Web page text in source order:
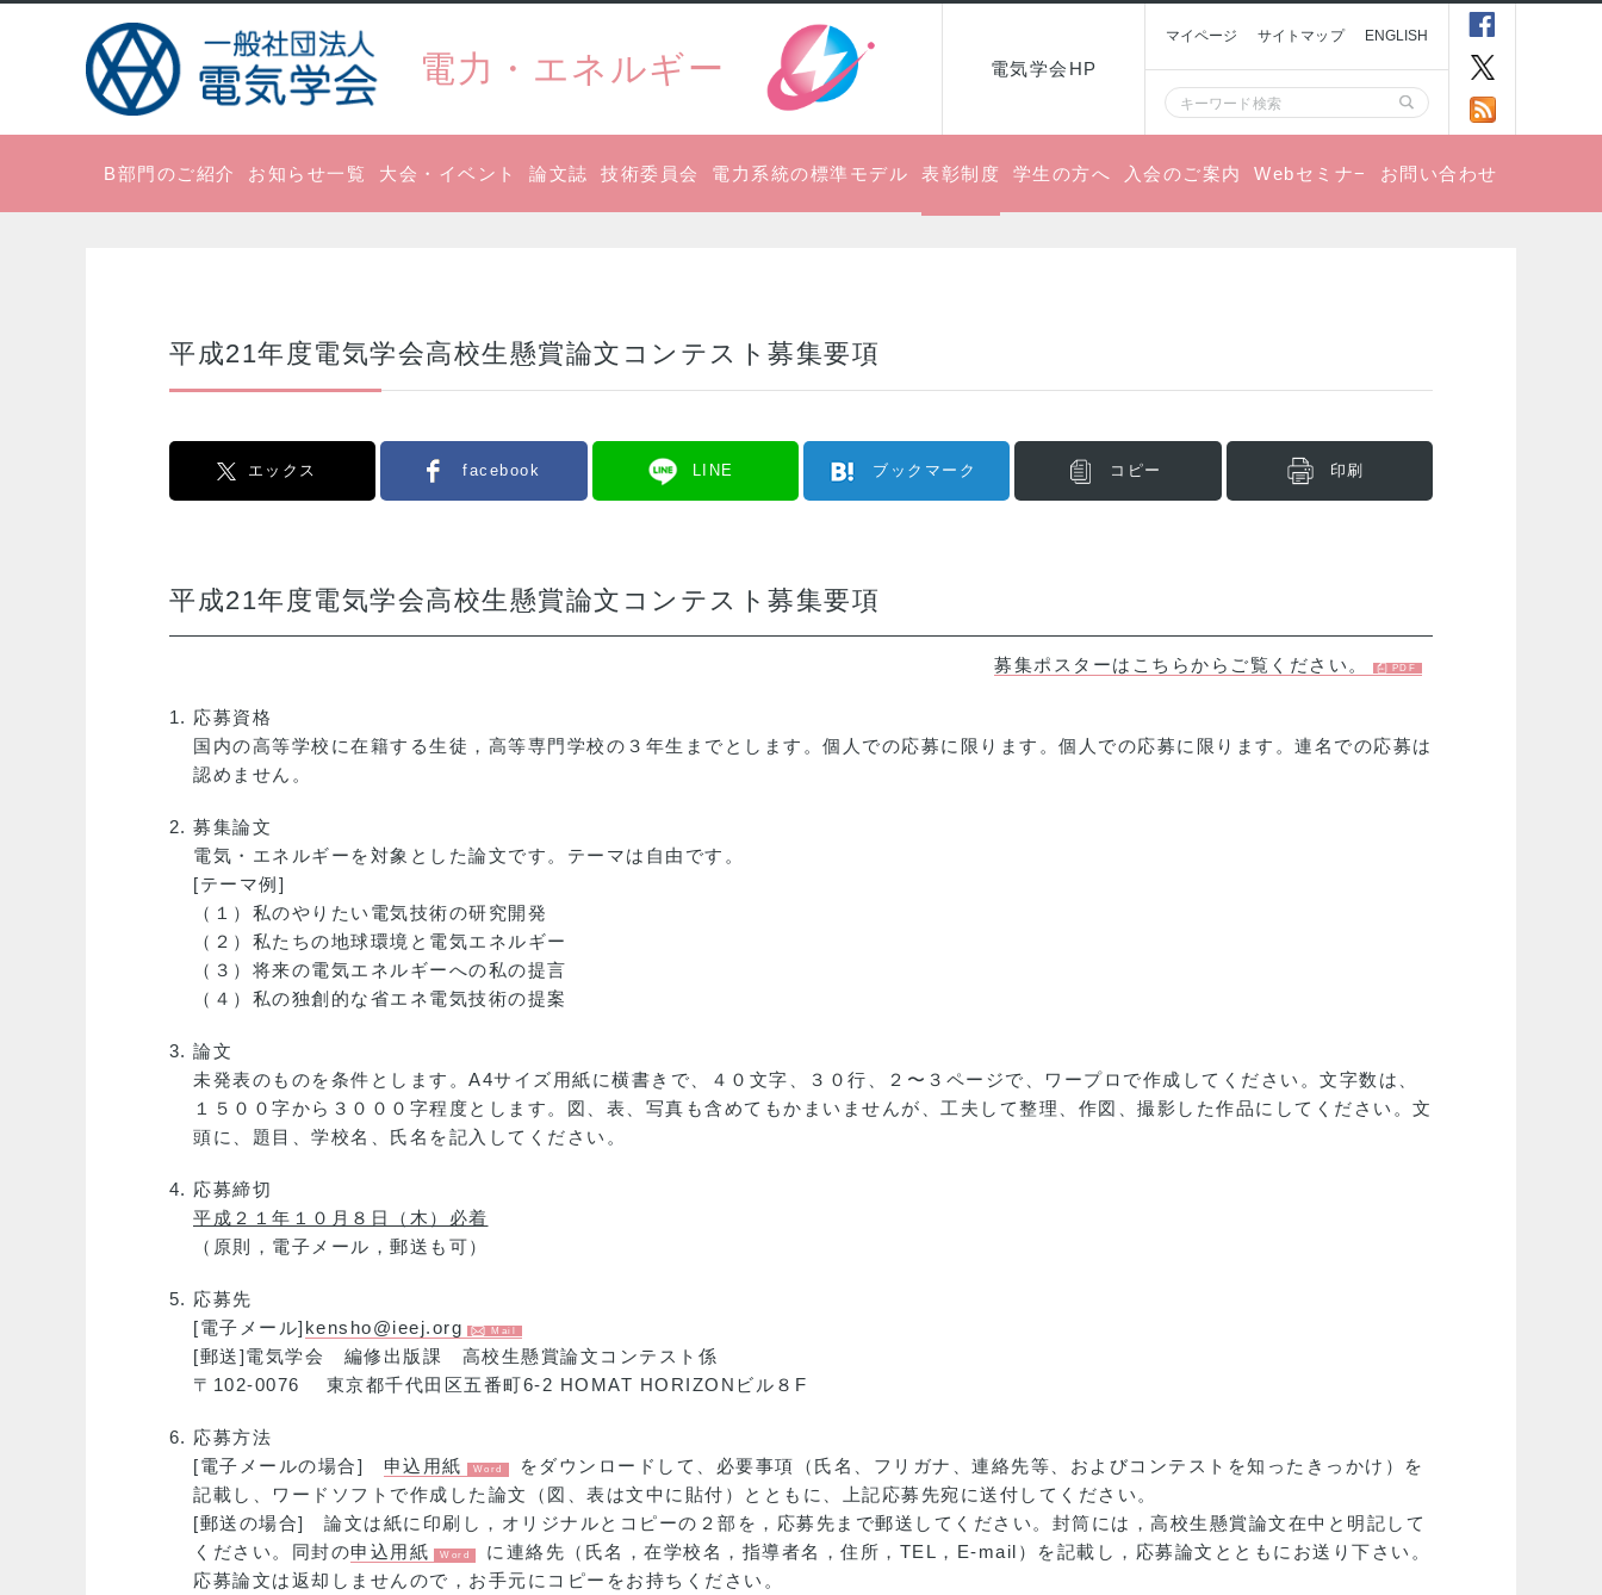
電力・エネルギー 電気学会HP
マイページ サイトマップ ENGLISH
B部門のご紹介 お知らせ一覧 大会・イベント 論文誌 技術委員会 電力系統の標準モデル 表彰制度 学生の方へ 入会のご案内 Webセミナ− お問い合わせ
平成21年度電気学会高校生懸賞論文コンテスト募集要項
エックス facebook LINE ブックマーク コピー 印刷
平成21年度電気学会高校生懸賞論文コンテスト募集要項
募集ポスターはこちらからご覧ください。
応募資格
国内の高等学校に在籍する生徒，高等専門学校の３年生までとします。個人での応募に限ります。個人での応募に限ります。連名での応募は
認めません。
募集論文
電気・エネルギーを対象とした論文です。テーマは自由です。
[テーマ例]
（１）私のやりたい電気技術の研究開発
（２）私たちの地球環境と電気エネルギー
（３）将来の電気エネルギーへの私の提言
（４）私の独創的な省エネ電気技術の提案
論文
未発表のものを条件とします。A4サイズ用紙に横書きで、４０文字、３０行、２〜３ページで、ワープロで作成してください。文字数は、
１５００字から３０００字程度とします。図、表、写真も含めてもかまいませんが、工夫して整理、作図、撮影した作品にしてください。文
頭に、題目、学校名、氏名を記入してください。
応募締切
平成２１年１０月８日（木）必着
（原則，電子メール，郵送も可）
応募先
[電子メール] kensho@ieej.org
[郵送]電気学会 編修出版課 高校生懸賞論文コンテスト係
〒102-0076 東京都千代田区五番町6-2 HOMAT HORIZONビル８F
応募方法
[電子メールの場合] 申込用紙
をダウンロードして、必要事項（氏名、フリガナ、連絡先等、およびコンテストを知ったきっかけ）を
記載し、ワードソフトで作成した論文（図、表は文中に貼付）とともに、上記応募先宛に送付してください。
[郵送の場合] 論文は紙に印刷し，オリジナルとコピーの２部を，応募先まで郵送してください。封筒には，高校生懸賞論文在中と明記して
ください。同封の申込用紙
に連絡先（氏名，在学校名，指導者名，住所，TEL，E-mail）を記載し，応募論文とともにお送り下さい。
応募論文は返却しませんので，お手元にコピーをお持ちください。